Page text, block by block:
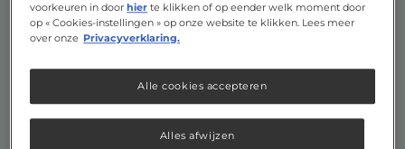
schildklierhormonen T4 (thyroxine) en T3 (tri-
joodthyronine) aan en geeft deze hormonen af
aangemaakt.
voorkeuren in doorhier te klikken of op eender welk moment door
op « Cookies-instellingen » op onze website te klikken. Lees meer
over onze Privacyverklaring.
Alles afwijzen
Alle cookies accepteren